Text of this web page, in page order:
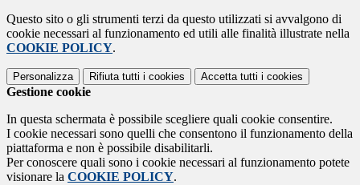
Questo sito o gli strumenti terzi da questo utilizzati si avvalgono di
cookie necessari al funzionamento ed utili alle finalità illustrate nella
COOKIE POLICY.
Personalizza Rifiuta tutti i cookies Accetta tutti i cookies
Gestione cookie
In questa schermata è possibile scegliere quali cookie consentire.
I cookie necessari sono quelli che consentono il funzionamento della
piattaforma e non è possibile disabilitarli.
Per conoscere quali sono i cookie necessari al funzionamento potete
visionare la COOKIE POLICY.